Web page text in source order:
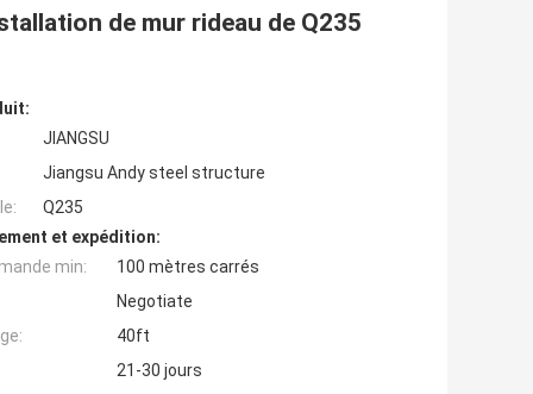
de mur rideau de Q235
JIANGSU
Jiangsu Andy steel structure
Q235
et expédition:
min:
100 mètres carrés
Negotiate
40ft
21-30 jours